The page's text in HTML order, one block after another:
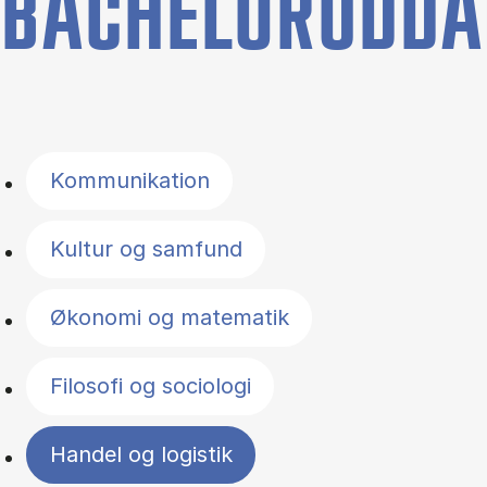
Kommunikation
Kultur og samfund
Økonomi og matematik
Filosofi og sociologi
Handel og logistik